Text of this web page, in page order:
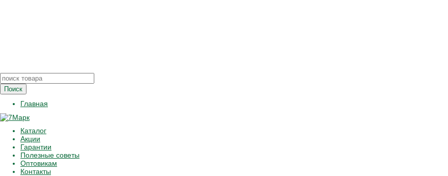
Главная
Каталог
Акции
Гарантии
Полезные советы
Оптовикам
Контакты